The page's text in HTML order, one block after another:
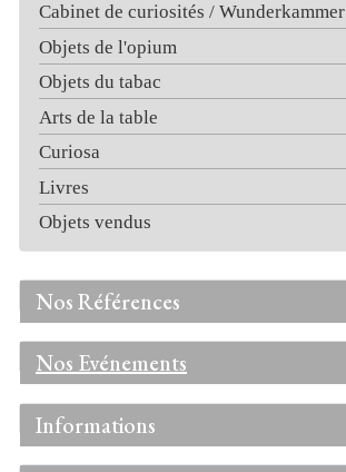
Cabinet de curiosités / Wunderkammer
Objets de l'opium
Objets du tabac
Arts de la table
Curiosa
Livres
Objets vendus
Nos Références
Nos Evénements
Informations